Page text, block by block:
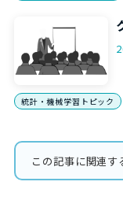
統計・機械学習トピック
この記事に関連